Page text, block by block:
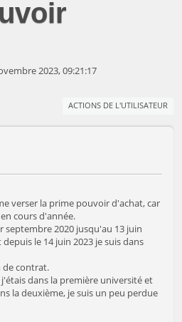
2023, 09:21:17
ACTIONS DE L'UTILISATEUR
verser la prime pouvoir d'achat, car
cours d'année.
septembre 2020 jusqu'au 13 juin
le 14 juin 2023 je suis dans
de contrat.
dans la première université et
la deuxième, je suis un peu perdue